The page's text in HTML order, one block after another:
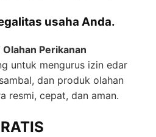
usaha Anda.
Olahan Perikanan
untuk mengurus izin edar
dan produk olahan
resmi, cepat, dan aman.